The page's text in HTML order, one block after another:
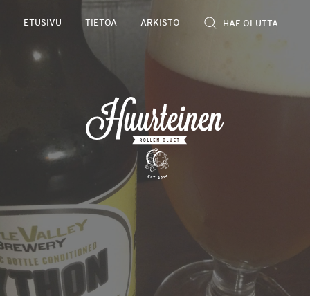
olutarviot
ETUSIVU TIETOA ARKISTO